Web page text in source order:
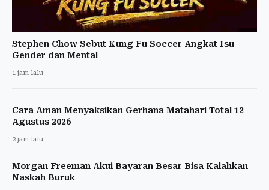
Stephen Chow Sebut Kung Fu Soccer Angkat Isu
Gender dan Mental
1 jam lalu
Cara Aman Menyaksikan Gerhana Matahari Total 12
Agustus 2026
2 jam lalu
Morgan Freeman Akui Bayaran Besar Bisa Kalahkan
Naskah Buruk